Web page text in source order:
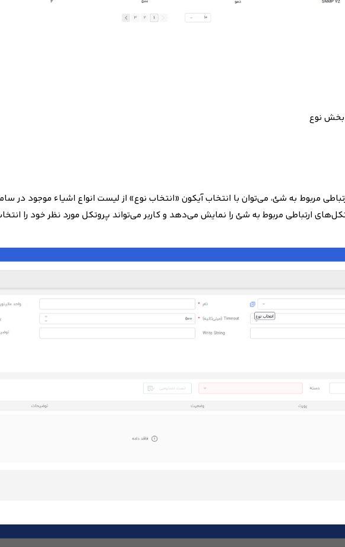
بخش نوع
مربوط به شئ، می‌توان با انتخاب آیکون «انتخاب نوع» از لیست انواع اشیاء موجود
ارتباطی مربوط به شئ را نمایش می‌دهد و کاربر می‌تواند پروتکل مورد نظر خود را